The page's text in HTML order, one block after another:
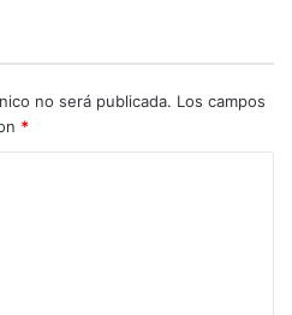
no será publicada. Los campos
*